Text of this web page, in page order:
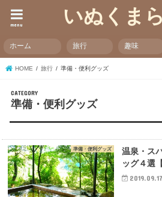
いぬくま
menu
ホーム 旅行 趣味
HOME 旅行 準備・便利グッズ
準備・便利グッズ
準備・便利グッズ
温泉・ス
ッグ４選
2019.09.17